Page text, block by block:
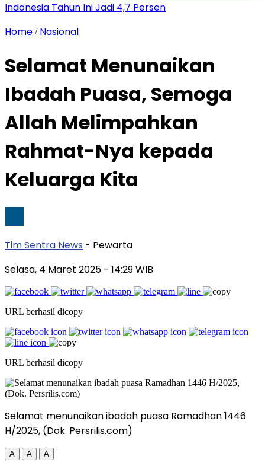
Indonesia Tahun Ini Jadi 4,7 Persen
Home / Nasional
Selamat Menunaikan
Ibadah Puasa, Semoga
Allah Melimpahkan
Rahmat-Nya kepada
Keluarga Kita
Tim Sentra News - Pewarta
Selasa, 4 Maret 2025 - 14:29 WIB
URL berhasil dicopy
URL berhasil dicopy
Selamat menunaikan ibadah puasa Ramadhan 1446
H/2025, (Dok. Persrilis.com)
A A A